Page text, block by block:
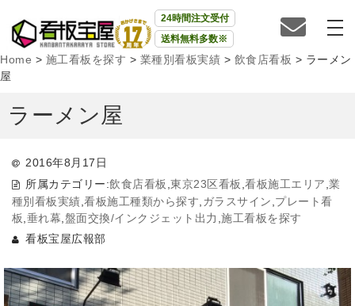
24時間注文受付
送料無料多数※
Home > 施工看板を探す > 業種別看板実績 > 飲食店看板 > ラーメン
屋
ラーメン屋
2016年8月17日
所属カテゴリー:飲食店看板 ,東京23区看板 ,看板施工エリア ,業
種別看板実績 ,看板施工種類から探す ガラスサイン プレート看
板 垂れ幕 盤面交換/インクジェット出力 ,施工看板を探す
看板宝屋広報部